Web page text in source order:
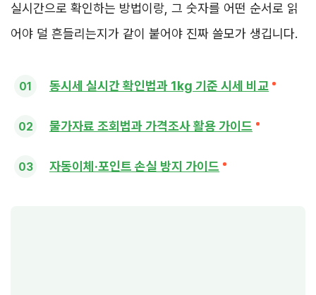
실시간으로 확인하는 방법이랑, 그 숫자를 어떤 순서로 읽
어야 덜 흔들리는지가 같이 붙어야 진짜 쓸모가 생깁니다.
동시세 실시간 확인법과 1kg 기준 시세 비교
물가자료 조회법과 가격조사 활용 가이드
자동이체·포인트 손실 방지 가이드